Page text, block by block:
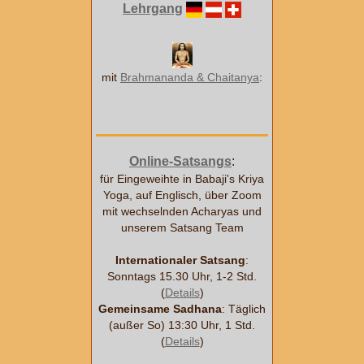
Lehrgang
mit Brahmananda & Chaitanya:
Online-Satsangs:
für Eingeweihte in Babaji's Kriya
Yoga, auf Englisch, über Zoom
mit wechselnden Acharyas und
unserem Satsang Team
Internationaler Satsang:
Sonntags 15.30 Uhr, 1-2 Std.
(Details)
Gemeinsame Sadhana: Täglich
(außer So) 13:30 Uhr, 1 Std.
(Details)